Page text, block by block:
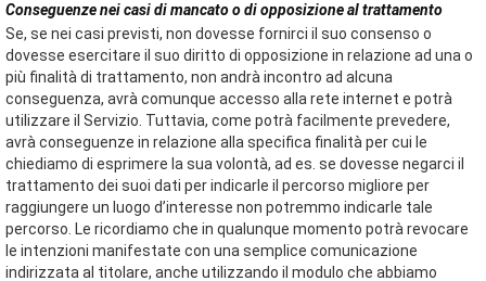
Conseguenze nei casi di mancato o di opposizione al trattamento
Se, se nei casi previsti, non dovesse fornirci il suo consenso o
dovesse esercitare il suo diritto di opposizione in relazione ad una o
più finalità di trattamento, non andrà incontro ad alcuna
conseguenza, avrà comunque accesso alla rete internet e potrà
utilizzare il Servizio. Tuttavia, come potrà facilmente prevedere,
avrà conseguenze in relazione alla specifica finalità per cui le
chiediamo di esprimere la sua volontà, ad es. se dovesse negarci il
trattamento dei suoi dati per indicarle il percorso migliore per
raggiungere un luogo d’interesse non potremmo indicarle tale
percorso. Le ricordiamo che in qualunque momento potrà revocare
le intenzioni manifestate con una semplice comunicazione
indirizzata al titolare, anche utilizzando il modulo che abbiamo